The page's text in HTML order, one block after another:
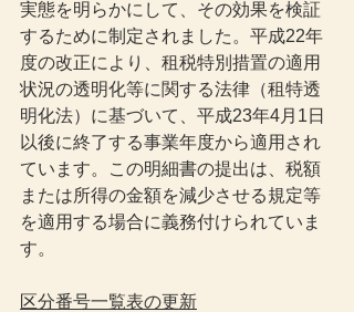
実態を明らかにして、その効果を検証
するために制定されました。平成22年
度の改正により、租税特別措置の適用
状況の透明化等に関する法律（租特透
明化法）に基づいて、平成23年4月1日
以後に終了する事業年度から適用され
ています。この明細書の提出は、税額
または所得の金額を減少させる規定等
を適用する場合に義務付けられていま
す。
区分番号一覧表の更新